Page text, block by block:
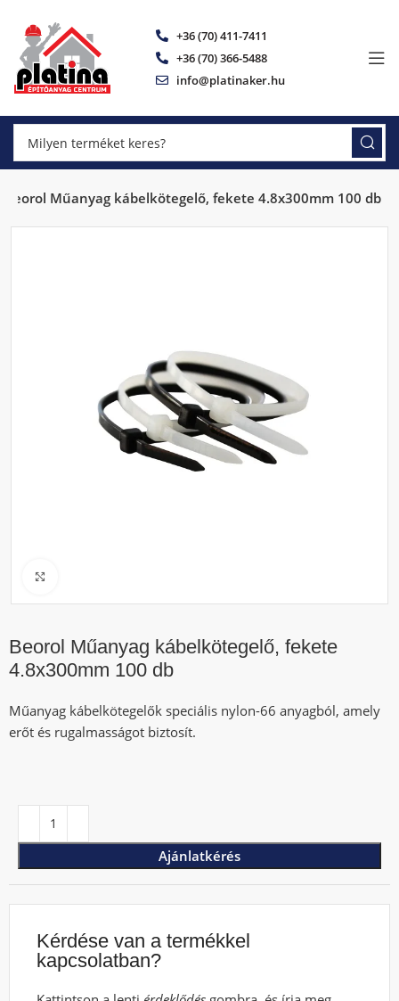
+36 (70) 411-7411
+36 (70) 366-5488
info@platinaker.hu
Beorol Műanyag kábelkötegelő, fekete 4.8x300mm 100 db
Beorol Műanyag kábelkötegelő, fekete
4.8x300mm 100 db
Műanyag kábelkötegelők speciális nylon-66 anyagból, amely
erőt és rugalmasságot biztosít.
Ajánlatkérés
Kérdése van a termékkel
kapcsolatban?